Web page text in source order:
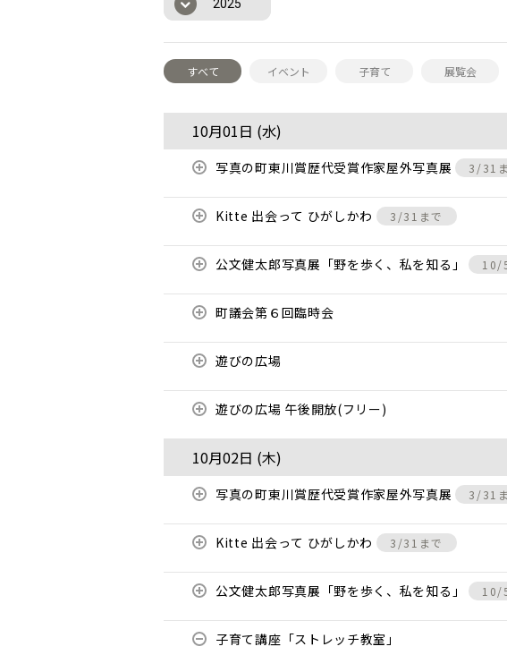
2025
すべて イベント 子育て 展覧会
10月01日 (水)
写真の町東川賞歴代受賞作家屋外写真展 3/31
Kitte 出会って ひがしかわ 3/31まで
公文健太郎写真展「野を歩く、私を知る」 10/
町議会第６回臨時会
遊びの広場
遊びの広場 午後開放(フリー)
10月02日 (木)
写真の町東川賞歴代受賞作家屋外写真展 3/31
Kitte 出会って ひがしかわ 3/31まで
公文健太郎写真展「野を歩く、私を知る」 10/
子育て講座「ストレッチ教室」